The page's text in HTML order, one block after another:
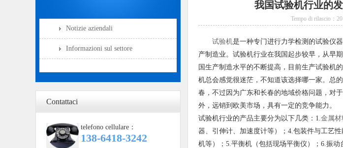
Notizie aziendali
Informazioni sul settore
Contattaci
telefono cellulare：
138-6418-3242
我国试验机行业的
Tempo di rilascio：
试验机是一种专门进行力学检测的试验仪
产制造业。试验机行业在我国起步较早，从早
国生产制造水平的不断提高，目前生产试验机
机总会感觉很迷茫，不知道该选择哪一家。总
春，不过因为广东和长春的地域价格问题，对
外，远销到欧美市场，具有一定的竞争能力。
试验机行业的产品主要分为以下几类：1. 金属材
器、引伸计、加速度计等）；4.包装件与工艺
机等）；5.平衡机（包括现场平衡仪）；6.振